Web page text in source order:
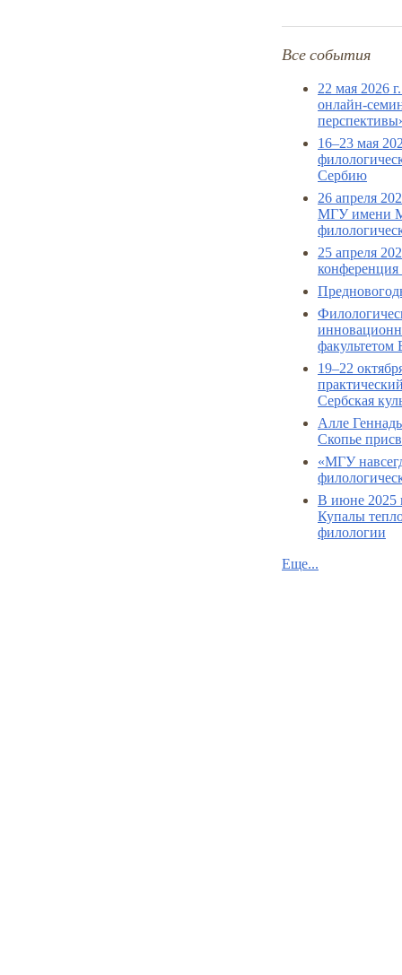
Все события
22 мая 2026
онлайн-
16–23 мая
Сербию
26 апреля
МГУ имени
25 апреля
конференция
факультетом
19–22
Сербская
Алле
Скопье
«МГУ
В июне 2025
Купалы
филологии
Еще...